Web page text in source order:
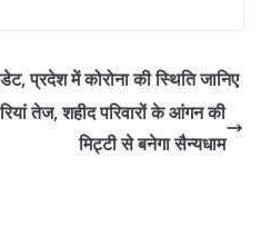
प्रदेश में कोरोना की स्थिति जानिए
तेज, शहीद परिवारों के आंगन की
मिट्टी से बनेगा सैन्यधाम